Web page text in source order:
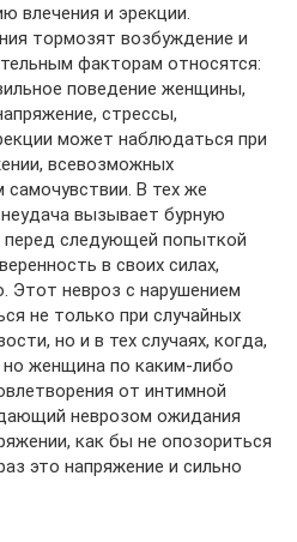
влечения и эрекции.
тормозят возбуждение и
факторам относятся:
поведение женщины,
стрессы,
может наблюдаться при
всевозможных
В тех же
неудача вызывает бурную
следующей попыткой
в своих силах,
Этот невроз с нарушением
не только при случайных
но и в тех случаях, когда,
женщина по каким-либо
от интимной
неврозом ожидания
как бы не опозориться
это напряжение и сильно